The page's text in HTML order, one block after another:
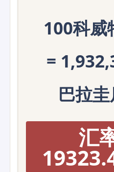
100科威
=
巴拉
汇